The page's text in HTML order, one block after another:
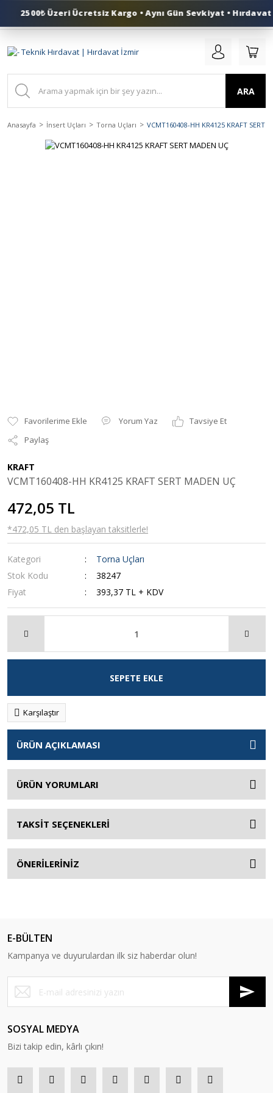
0 (553) 324 41 50
ARA
Anasayfa İnsert Uçları Torna Uçları VCMT160408-HH KR4125 KRAFT SERT
Yorum Yaz
Tavsiye Et
Paylaş
KRAFT
VCMT160408-HH KR4125 KRAFT SERT MADEN UÇ
472,05 TL
*472,05 TL den başlayan taksitlerle!
Kategori
Torna Uçları
Stok Kodu
38247
Fiyat
393,37 TL + KDV
SEPETE EKLE
Karşılaştır
ÜRÜN AÇIKLAMASI
ÜRÜN YORUMLARI
TAKSİT SEÇENEKLERİ
ÖNERİLERİNİZ
E-BÜLTEN
Kampanya ve duyurulardan ilk siz haberdar olun!
SOSYAL MEDYA
Bizi takip edin, kârlı çıkın!
2500₺ Üzeri Ücretsiz Kargo • Aynı Gün Sevkiyat • Hırdavat